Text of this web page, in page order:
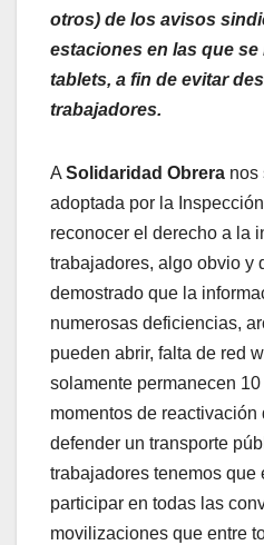
otros) de los avisos
estaciones en las que
tablets, a fin de evitar
trabajadores.
A Solidaridad Obrera nos
adoptada por la
reconocer el derecho a la
trabajadores, algo obvio y
demostrado que la
numerosas deficiencias,
pueden abrir, falta de red
solamente permanecen
momentos de reactivación
defender un transporte
trabajadores tenemos que
participar en todas las
movilizaciones que entre